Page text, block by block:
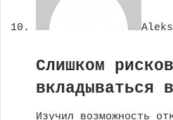
Aleks
Слишком
вкладываться
Изучил возможность